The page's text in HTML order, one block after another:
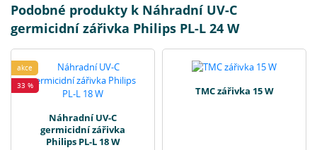
Podobné produkty k Náhradní UV-C
germicidní zářivka Philips PL-L 24 W
akce
33 %
Náhradní UV-C
germicidní zářivka
Philips PL-L 18 W
TMC zářivka 15 W